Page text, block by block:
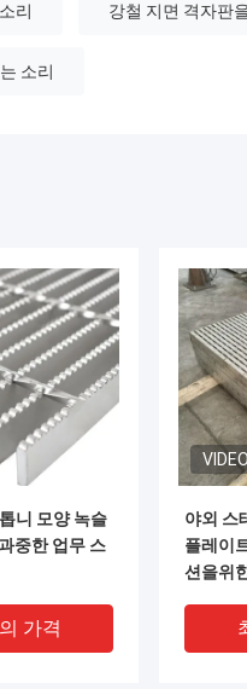
리 강철 지면 격자판
소리
니 모양 녹슬
중한 업무 스
가격
VIDEO
야외 스
플레이
션을위